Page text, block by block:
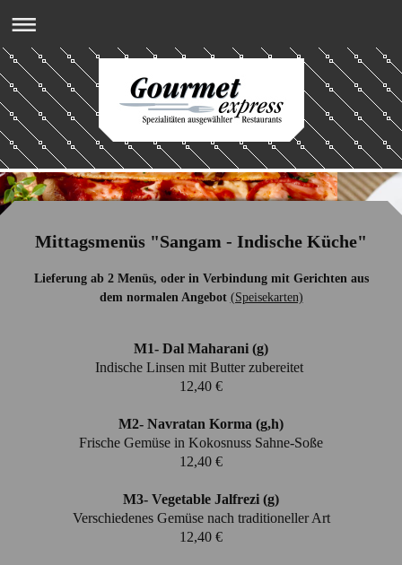
Mittagsmenüs "Sangam - Indische Küche"
Lieferung ab 2 Menüs, oder in Verbindung mit Gerichten aus
dem normalen Angebot (Speisekarten)
M1- Dal Maharani (g)
Indische Linsen mit Butter zubereitet
12,40 €
M2- Navratan Korma (g,h)
Frische Gemüse in Kokosnuss Sahne-Soße
12,40 €
M3- Vegetable Jalfrezi (g)
Verschiedenes Gemüse nach traditioneller Art
12,40 €